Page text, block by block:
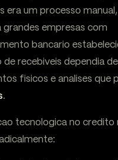
era um processo
grandes empresas com
bancario
de recebiveis dependia de
fisicos e analises que
.
tecnologica no credito